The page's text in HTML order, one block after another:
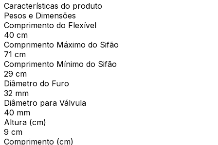
Características do produto
Pesos e Dimensões
Comprimento do Flexível
40 cm
Comprimento Máximo do Sifão
71 cm
Comprimento Mínimo do Sifão
29 cm
Diâmetro do Furo
32 mm
Diâmetro para Válvula
40 mm
Altura (cm)
9 cm
Comprimento (cm)